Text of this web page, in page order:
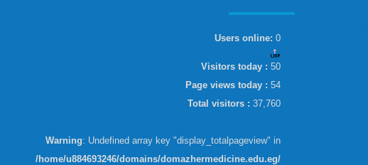
Users online: 0
Visitors today : 50
Page views today : 54
Total visitors : 37,760
Warning: Undefined array key "display_totalpageview" in
/home/u884693246/domains/domazhermedicine.edu.eg/